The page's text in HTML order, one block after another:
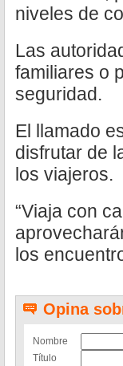
niveles de
Las
familiares o
seguridad.
El llamado
disfrutar de
los viajeros.
“Viaja con
los
Opina
Nombre
Título